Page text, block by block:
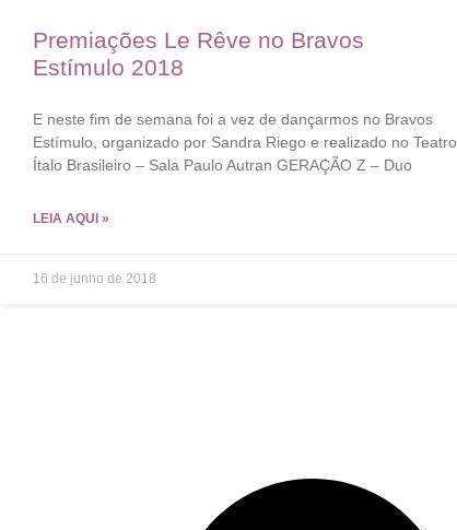
Premiações Le Rêve no Bravos
Estímulo 2018
E neste fim de semana foi a vez de dançarmos no Bravos
Estímulo, organizado por Sandra Riego e realizado no Teatro
Ítalo Brasileiro – Sala Paulo Autran GERAÇÃO Z – Duo
LEIA AQUI »
16 de junho de 2018